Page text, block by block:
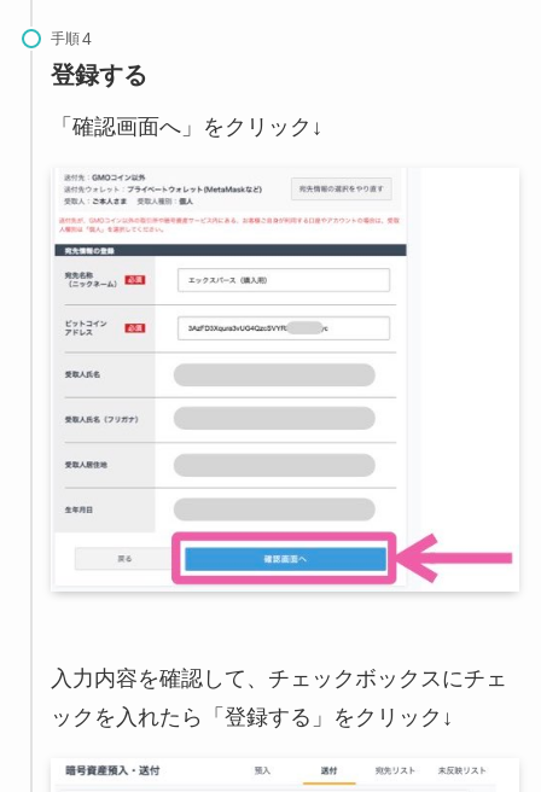
手順
登録する
「確認画面へ」をクリック↓
入力内容を確認して、チェックボックスにチェ
ックを入れたら「登録する」をクリック↓